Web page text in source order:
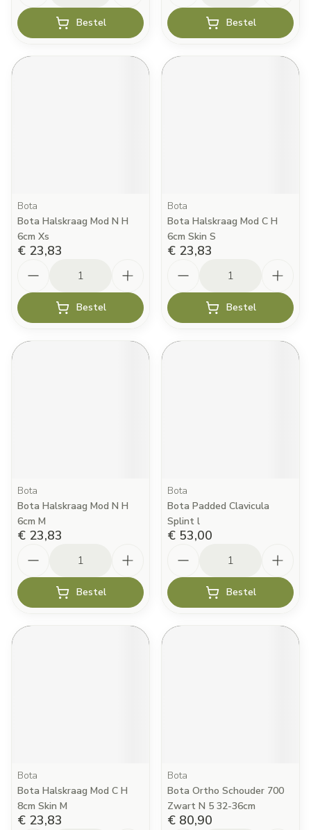
Bestel Bestel
Bota
Bota Halskraag Mod N H
6cm Xs
€ 23,83
Bestel
Bota
Bota Halskraag Mod C H
6cm Skin S
€ 23,83
Bestel
Bota
Bota Halskraag Mod N H
6cm M
€ 23,83
Bestel
Bota
Bota Padded Clavicula
Splint l
€ 53,00
Bestel
Bota
Bota Halskraag Mod C H
8cm Skin M
€ 23,83
Bota
Bota Ortho Schouder 700
Zwart N 5 32-36cm
€ 80,90